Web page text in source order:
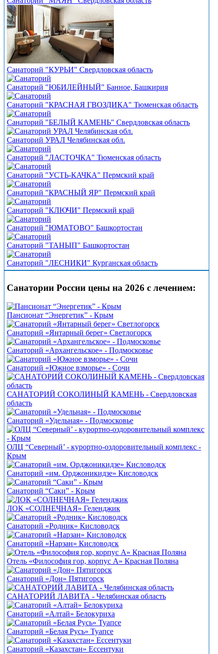
Санаторий "КУРЬИ" Свердловская область
Санаторий "ЮБИЛЕЙНЫЙ" Банное, Башкирия
Санаторий "КРАСНАЯ ГВОЗДИКА" Тюменская область
Санаторий "БЕЛЫЙ КАМЕНЬ" Свердловская область
Санаторий УРАЛ Челябинская обл.
Санаторий "ЛАСТОЧКА" Тюменская область
Санаторий "УСТЬ-КАЧКА" Пермский край
Санаторий "КРАСНЫЙ ЯР" Пермский край
Санаторий "КЛЮЧИ" Пермский край
Санаторий "ЮМАТОВО" Башкортостан
Санаторий "ТАНЫП" Башкортостан
Санаторий "ЛЕСНИКИ" Курганская область
Санатории России цены на 2026 с лечением:
Пансионат “Энергетик” - Крым
Санаторий «Янтарный берег» Светлогорск
Санаторий «Архангельское» - Подмосковье
Санаторий «Южное взморье» - Сочи
САНАТОРИЙ СОКОЛИНЫЙ КАМЕНЬ - Свердловская
область
Санаторий «Удельная» - Подмосковье
ОЛЦ “Северный’ - курортно-оздоровительный комплекс -
Крым
Санаторий «им. Орджоникидзе» Кисловодск
Санаторий “Саки” - Крым
ЛОК «СОЛНЕЧНАЯ» Геленджик
Санаторий «Родник» Кисловодск
Санаторий «Нарзан» Кисловодск
Отель «Философия гор, корпус А» Красная Поляна
Санаторий «Дон» Пятигорск
САНАТОРИЙ ЛАВИТА - Челябинская область
Санаторий «Алтай» Белокуриха
Санаторий «Белая Русь» Туапсе
Санаторий «Казахстан» Ессентуки